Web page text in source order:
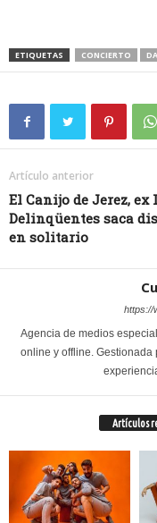
ETIQUETAS CONCIERTO
Artículo anterior
El Canijo de Jerez, ex
Delinqüentes saca
en solitario
https://
Agencia de medios
online y offline.
Artículos